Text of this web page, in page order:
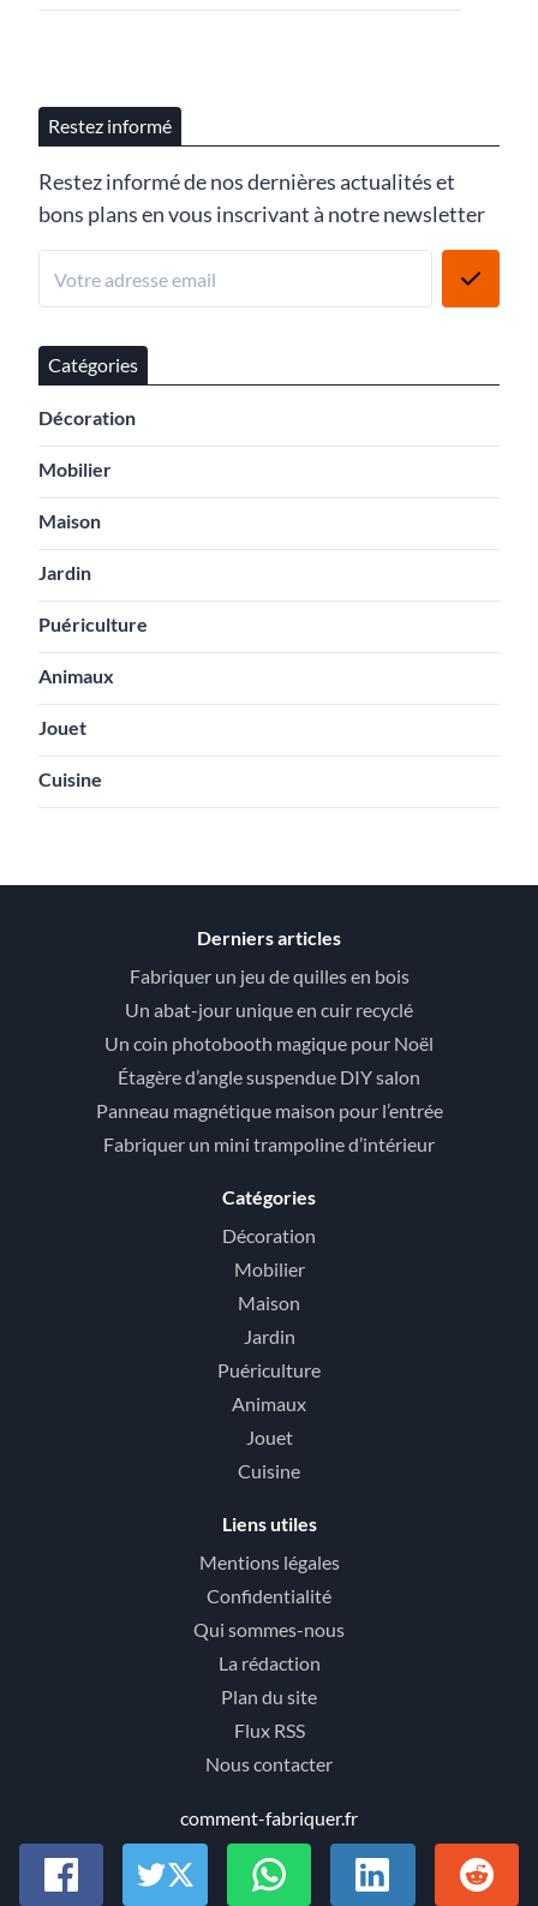
Restez informé
Restez informé de nos dernières actualités et
bons plans en vous inscrivant à notre newsletter
Catégories
Décoration
Mobilier
Maison
Jardin
Puériculture
Animaux
Jouet
Cuisine
Derniers articles
Fabriquer un jeu de quilles en bois
Un abat-jour unique en cuir recyclé
Un coin photobooth magique pour Noël
Étagère d’angle suspendue DIY salon
Panneau magnétique maison pour l’entrée
Fabriquer un mini trampoline d’intérieur
Catégories
Décoration
Mobilier
Maison
Jardin
Puériculture
Animaux
Jouet
Cuisine
Liens utiles
Mentions légales
Confidentialité
Qui sommes-nous
La rédaction
Plan du site
Flux RSS
Nous contacter
comment-fabriquer.fr